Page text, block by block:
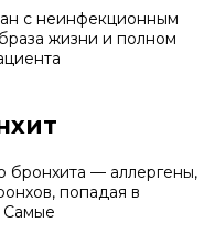
с неинфекционным
жизни и полном
бронхита — аллергены,
попадая в
Самые